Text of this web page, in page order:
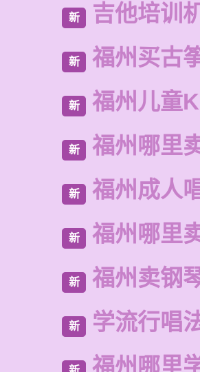
新 吉他培训
新 福州买古
新 福州儿童
新 福州哪里
新 福州成人
新 福州哪里
新 福州卖钢
新 学流行唱
福州哪里